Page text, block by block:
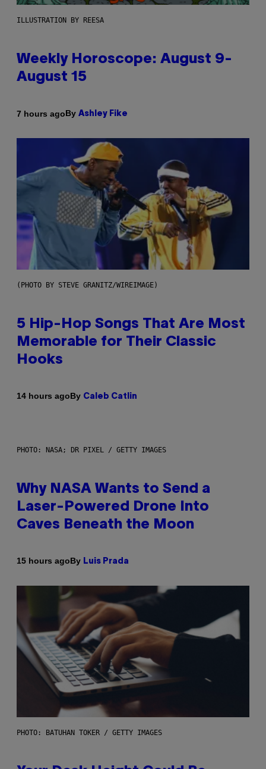
ILLUSTRATION BY REESA
Weekly Horoscope: August 9-
August 15
7 hours agoBy Ashley Fike
(PHOTO BY STEVE GRANITZ/WIREIMAGE)
5 Hip-Hop Songs That Are Most
Memorable for Their Classic
Hooks
14 hours agoBy Caleb Catlin
PHOTO: NASA; DR PIXEL / GETTY IMAGES
Why NASA Wants to Send a
Laser-Powered Drone Into
Caves Beneath the Moon
15 hours agoBy Luis Prada
PHOTO: BATUHAN TOKER / GETTY IMAGES